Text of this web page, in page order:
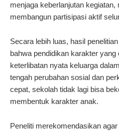
menjaga keberlanjutan
membangun partisipasi aktif
Secara lebih luas, hasil
bahwa pendidikan karakter
keterlibatan nyata keluarga
tengah perubahan sosial dan
cepat, sekolah tidak lagi bisa
membentuk karakter anak.
Peneliti merekomendasikan